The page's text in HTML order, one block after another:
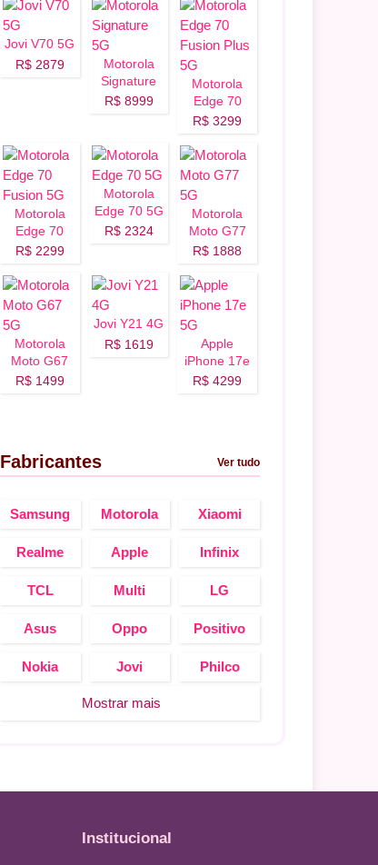
Jovi V70 5G
R$ 2879
Motorola
Signature
5G
R$ 8999
Motorola
Edge 70
Fusion Plus
R$ 3299
Motorola
Edge 70
Fusion 5G
R$ 2299
Motorola
Edge 70 5G
R$ 2324
Motorola
Moto G77
5G
R$ 1888
Motorola
Moto G67
5G
R$ 1499
Jovi Y21 4G
R$ 1619
Apple
iPhone 17e
5G
R$ 4299
Fabricantes Ver tudo
Samsung Motorola Xiaomi
Realme Apple Infinix
TCL Multi LG
Asus Oppo Positivo
Nokia Jovi Philco
Mostrar mais
Institucional